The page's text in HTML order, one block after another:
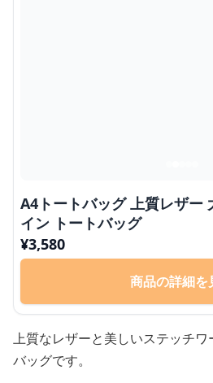
A4トートバッグ 上質レザー
イン トートバッグ
¥3,580
商品の詳細を
上質なレザーと美しいステッチ
バッグです。